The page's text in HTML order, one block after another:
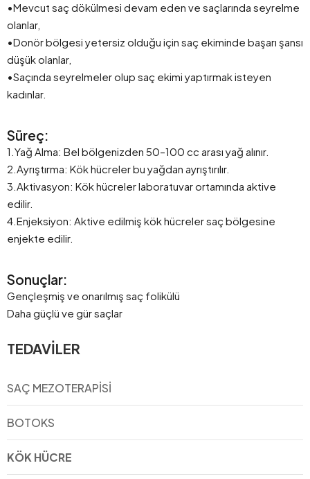
TEDAVILER
SAÇ MEZOTERAPISI
BOTOKS
KÖK HÜCRE
•Mevcut saç dökülmesi devam eden ve saçlarında seyrelme
olanlar,
•Donör bölgesi yetersiz olduğu için saç ekiminde başarı şansı
düşük olanlar,
•Saçında seyrelmeler olup saç ekimi yaptırmak isteyen
kadınlar.
Süreç:
1.Yağ Alma: Bel bölgenizden 50–100 cc arası yağ alınır.
2.Ayrıştırma: Kök hücreler bu yağdan ayrıştırılır.
3.Aktivasyon: Kök hücreler laboratuvar ortamında aktive
edilir.
4.Enjeksiyon: Aktive edilmiş kök hücreler saç bölgesine
enjekte edilir.
Sonuçlar:
Gençleşmiş ve onarılmış saç folikülü
Daha güçlü ve gür saçlar